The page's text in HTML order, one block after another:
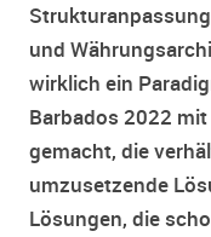
und
wirklich ein
Barbados 2022
gemacht, die
umzusetzende
Lösungen, die